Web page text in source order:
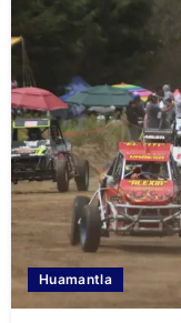
Huamantla